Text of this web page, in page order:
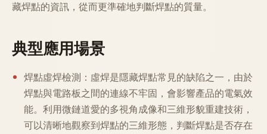
藏焊點的資訊，從而更準確地判斷焊點的質量。
典型應用場景
焊點虛焊檢測：虛焊是隱藏焊點常見的缺陷之一，由於
焊點與電路板之間的連線不牢固，會影響產品的電氣效
能。利用微鏈道愛的多視角成像和三維形貌重建技術，
可以清晰地觀察到焊點的三維形態，判斷焊點是否存在